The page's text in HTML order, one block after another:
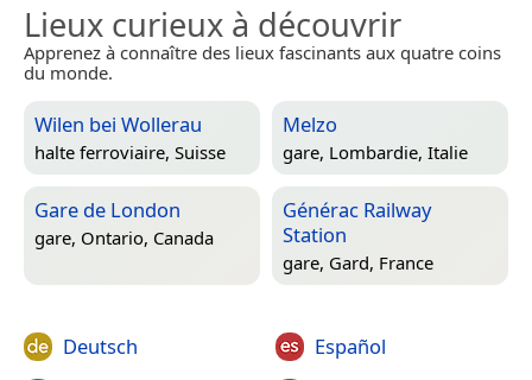
Lieux curieux à découvrir
Apprenez à connaître des lieux fascinants aux quatre coins
du monde.
Wilen bei Wollerau
halte ferroviaire, Suisse
Melzo
gare, Lombardie, Italie
Gare de London
gare, Ontario, Canada
Générac Railway
Station
gare, Gard, France
Deutsch
Español